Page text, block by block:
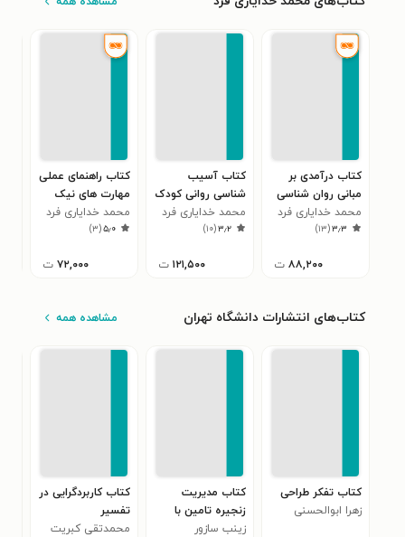
کتاب درآمدی بر
مبانی روان شناسی
اسلامی
محمد خدایاری فرد
۳٫۳(۱۳)
۸۸,۲۰۰ ت
کتاب آسیب
شناسی روانی کودک
و نوجوان
محمد خدایاری فرد
۳٫۲(۱۰)
۱۲۱,۵۰۰ ت
کتاب راهنمای عملی
مهارت های نیک
زیستن
محمد خدایاری فرد
۵٫۰(۳)
۷۲,۰۰۰ ت
کتاب‌های انتشارات دانشگاه تهران مشاهده همه
کتاب تفکر طراحی
زهرا ابوالحسنی
کتاب مدیریت
زنجیره تامین با
نگاهی بر انقلاب
زینب سازور
کتاب کاربردگرایی در
تفسیر
محمدتقی کبریت